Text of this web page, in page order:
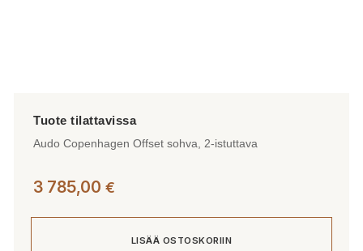
Audo Copenhagen Offset sohva, 2-istuttava
3 785,00 €
LISÄÄ OSTOSKORIIN